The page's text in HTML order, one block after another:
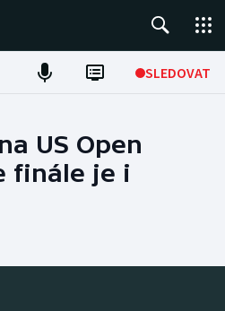
SLEDOVAT
US Open
finále je i